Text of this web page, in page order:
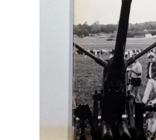
Fantasy / Sciencefiction
Filosofi
Håndarbejde
Håndværk
Historie